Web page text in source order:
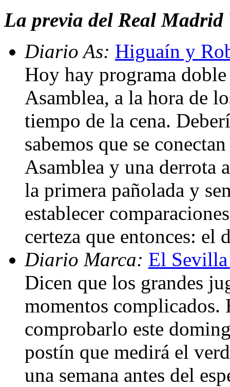
La previa del Real
Diario As: Higuaín y
Hoy hay programa
Asamblea, a la hora de
tiempo de la cena.
sabemos que se
Asamblea y una derrota
la primera pañolada y
establecer
certeza que entonces:
Diario Marca: El Sevilla
Dicen que los grandes
momentos
comprobarlo este
postín que medirá el
una semana antes del